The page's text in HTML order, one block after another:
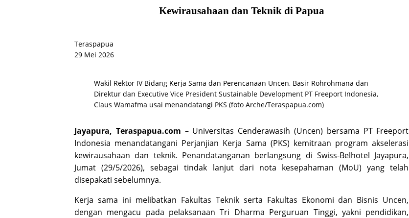
Kewirausahaan dan Teknik di Papua
Teraspapua
29 Mei 2026
Wakil Rektor IV Bidang Kerja Sama dan Perencanaan Uncen, Basir Rohrohmana dan
Direktur dan Executive Vice President Sustainable Development PT Freeport Indonesia,
Claus Wamafma usai menandatangi PKS (foto Arche/Teraspapua.com)
Jayapura, Teraspapua.com – Universitas Cenderawasih (Uncen) bersama PT Freeport
Indonesia menandatangani Perjanjian Kerja Sama (PKS) kemitraan program akselerasi
kewirausahaan dan teknik. Penandatanganan berlangsung di Swiss-Belhotel Jayapura,
Jumat (29/5/2026), sebagai tindak lanjut dari nota kesepahaman (MoU) yang telah
disepakati sebelumnya.
Kerja sama ini melibatkan Fakultas Teknik serta Fakultas Ekonomi dan Bisnis Uncen,
dengan mengacu pada pelaksanaan Tri Dharma Perguruan Tinggi, yakni pendidikan,